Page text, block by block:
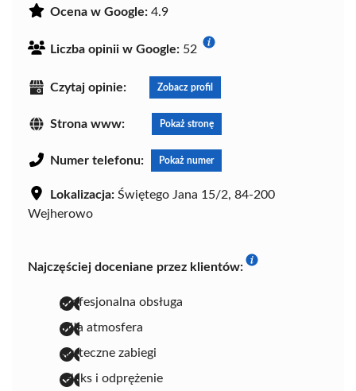
Ocena w Google: 4.9
Liczba opinii w Google: 52
Czytaj opinie: Zobacz profil
Strona www: Pokaż stronę
Numer telefonu: Pokaż numer
Lokalizacja: Świętego Jana 15/2, 84-200
Wejherowo
Najczęściej doceniane przez klientów:
profesjonalna obsługa
miła atmosfera
skuteczne zabiegi
relaks i odprężenie